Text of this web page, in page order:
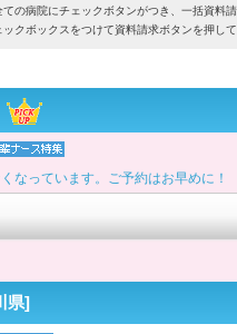
の病院にチェックボタンがつき、一括資料請
クボックスをつけて資料請求ボタンを押して
なっています。ご予約はお早めに！
県]